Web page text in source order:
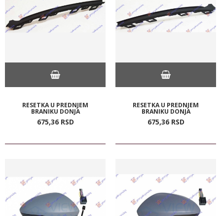
RESETKA U PREDNJEM
BRANIKU DONJA
675,36 RSD
RESETKA U PREDNJEM
BRANIKU DONJA
675,36 RSD